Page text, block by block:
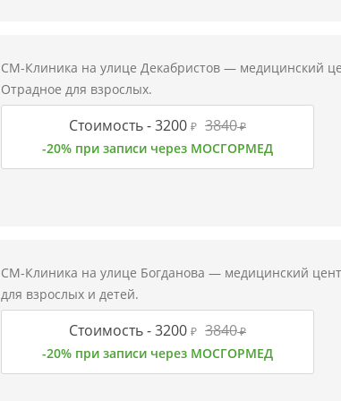
СМ-Клиника на улице Декабристов — медицинский
Отрадное для взрослых.
Стоимость -3200 ₽ 3840₽
-20% при записи через МОСГОРМЕД
СМ-Клиника на улице Богданова — медицинский
для взрослых и детей.
Стоимость -3200 ₽ 3840₽
-20% при записи через МОСГОРМЕД